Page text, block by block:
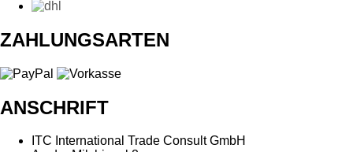
ZAHLUNGSARTEN
ANSCHRIFT
ITC International Trade Consult GmbH